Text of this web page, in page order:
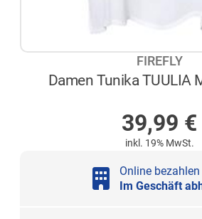
FIREFLY
Damen Tunika TUULIA
39,99 €
inkl. 19% MwSt.
Online bezahlen
Im Geschäft